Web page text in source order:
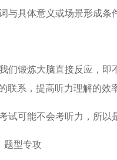
与具体意义或场景形成条
们锻炼大脑直接反应，即
联系，提高听力理解的效
试可能不会考听力，所以
题型专攻